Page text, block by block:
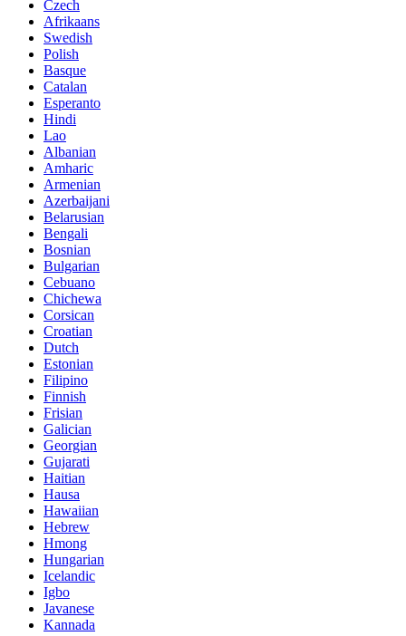
Czech
Afrikaans
Swedish
Polish
Basque
Catalan
Esperanto
Hindi
Lao
Albanian
Amharic
Armenian
Azerbaijani
Belarusian
Bengali
Bosnian
Bulgarian
Cebuano
Chichewa
Corsican
Croatian
Dutch
Estonian
Filipino
Finnish
Frisian
Galician
Georgian
Gujarati
Haitian
Hausa
Hawaiian
Hebrew
Hmong
Hungarian
Icelandic
Igbo
Javanese
Kannada